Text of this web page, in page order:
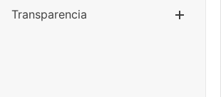
Transparencia